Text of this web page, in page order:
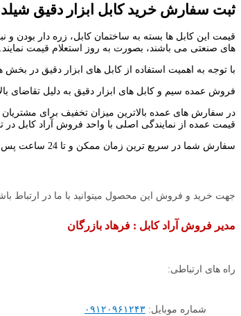
ثبت سفارش خرید کابل ابزار دقیق
قیمت این کابل ها بسته به ساختمان کابل، زره دار بودن و
های صنعتی می باشند، بصورت به روز استعلام قیمت نمایند.
با توجه به اهمیت استفاده از کابل های ابزار دقیق در
فروش عمده سیم و کابل های ابزار دقیق به دلیل تقاضای
در سفارش های عمده بالاترین میزان تخفیف برای
قیمت عمده از نمایندگی اصلی با واحد فروش آراد کابل در
سفارش شما در سریع ترین زمان ممکن و تا 24 ساعت پس از تکمیل فرایند خرید به دست شما خواهد رسید. کابل ها توسط باربری حمل و جابجا خواهد شد
جهت خرید و فروش این محصول میتوانید با ما در ارتباط
مدیر فروش آراد کابل : فرهاد بازرگان
راه های ارتباطی:
شماره موبایل: ۰۹۱۲۰۹۶۱۲۴۳